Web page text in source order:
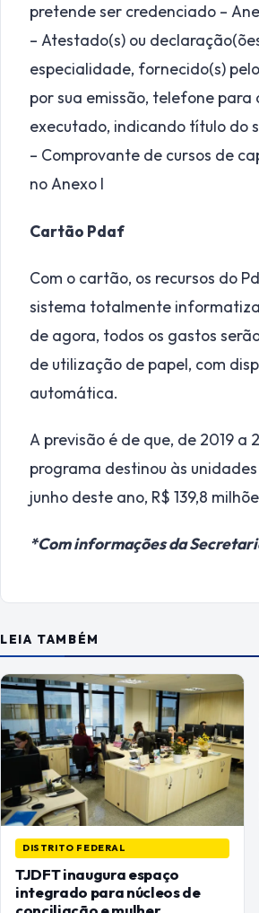
pretende ser credenciado –
– Atestado(s) ou
especialidade, fornecido(s)
por sua emissão, telefone
executado, indicando título do
– Comprovante de cursos de
no Anexo I
Cartão Pdaf
Com o cartão, os recursos do
sistema totalmente
de agora, todos os gastos
de utilização de papel, com
automática.
A previsão é de que, de 2019 a
programa destinou às unidades
junho deste ano, R$ 139,8
*Com informações da
LEIA TAMBÉM
DISTRITO FEDERAL
TJDFT inaugura espaço
integrado para núcleos de